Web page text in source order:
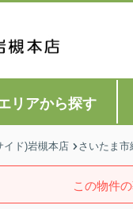
リアから探す
イド)岩槻本店 さいたま市
この物件